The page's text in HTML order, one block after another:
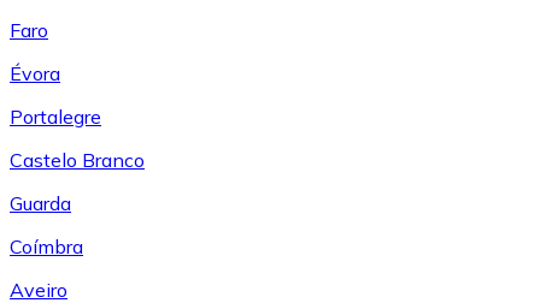
Faro
Évora
Portalegre
Castelo Branco
Guarda
Coímbra
Aveiro